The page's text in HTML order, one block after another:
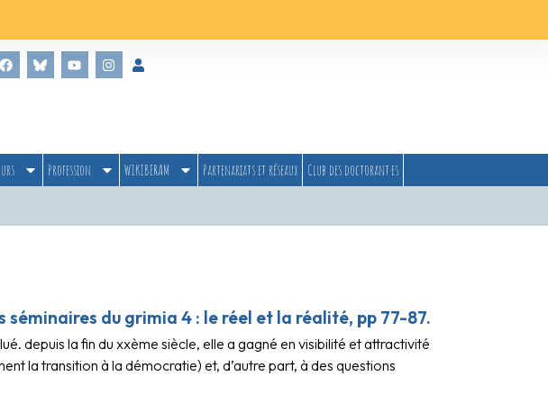
Profession WIKIBERAM Partenariats et réseaux
Club des doctorant·es
du grimia 4 : le réel et la réalité, pp 77-87.
depuis la fin du xxème siècle, elle a gagné en visibilité et attractivité
la transition à la démocratie) et, d’autre part, à des questions